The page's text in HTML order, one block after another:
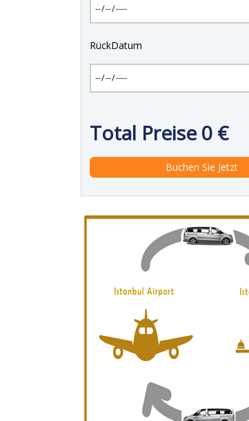
RückDatum
Total Preise0 €